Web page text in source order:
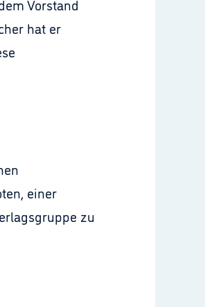
Vorstand
hat er
einer
zu